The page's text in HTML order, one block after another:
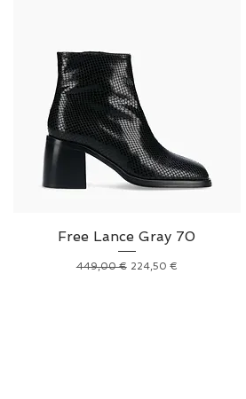
Free Lance Gray 70
Prix original
449,00 € Prix promotionnel
224,50 €